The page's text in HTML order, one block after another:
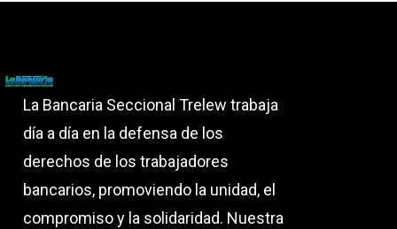
La Bancaria Seccional Trelew trabaja
día a día en la defensa de los
derechos de los trabajadores
bancarios, promoviendo la unidad, el
compromiso y la solidaridad. Nuestra